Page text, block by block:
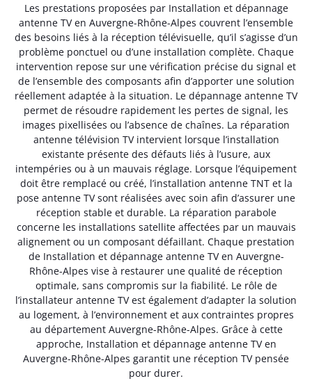
Les prestations proposées par Installation et dépannage
antenne TV en Auvergne-Rhône-Alpes couvrent l’ensemble
des besoins liés à la réception télévisuelle, qu’il s’agisse d’un
problème ponctuel ou d’une installation complète. Chaque
intervention repose sur une vérification précise du signal et
de l’ensemble des composants afin d’apporter une solution
réellement adaptée à la situation. Le dépannage antenne TV
permet de résoudre rapidement les pertes de signal, les
images pixellisées ou l’absence de chaînes. La réparation
antenne télévision TV intervient lorsque l’installation
existante présente des défauts liés à l’usure, aux
intempéries ou à un mauvais réglage. Lorsque l’équipement
doit être remplacé ou créé, l’installation antenne TNT et la
pose antenne TV sont réalisées avec soin afin d’assurer une
réception stable et durable. La réparation parabole
concerne les installations satellite affectées par un mauvais
alignement ou un composant défaillant. Chaque prestation
de Installation et dépannage antenne TV en Auvergne-
Rhône-Alpes vise à restaurer une qualité de réception
optimale, sans compromis sur la fiabilité. Le rôle de
l’installateur antenne TV est également d’adapter la solution
au logement, à l’environnement et aux contraintes propres
au département Auvergne-Rhône-Alpes. Grâce à cette
approche, Installation et dépannage antenne TV en
Auvergne-Rhône-Alpes garantit une réception TV pensée
pour durer.